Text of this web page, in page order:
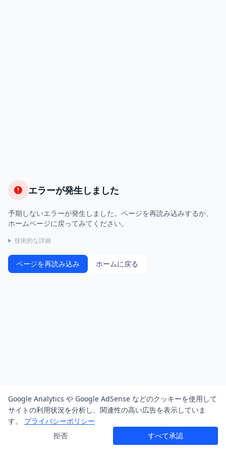
エラーが発生しました
予期しないエラーが発生しました。ページを再読み込みするか、
ホームページに戻ってみてください。
技術的な詳細
ページを再読み込み ホームに戻る
Google Analytics や Google AdSense などのクッキーを使用して
サイトの利用状況を分析し、関連性の高い広告を表示していま
す。
プライバシーポリシー
拒否
すべて承認